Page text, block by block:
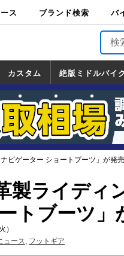
ス ブランド検索 バ
バ
カスタム
カスタム
一覧
ホンダ
ヤマハ
スズキ
カワサキ
絶版ミドルバイ
絶版ミドルバイ
一覧
ホンダ
ヤマハ
スズキ
カワサキ
道の駅調査隊
ツーリング情報局
日本の道50選
国道めぐり
林道ツーリング
ビゲーター ショートブーツ」が発売
製ライディ
トブーツ」
）
ュース, フットギア